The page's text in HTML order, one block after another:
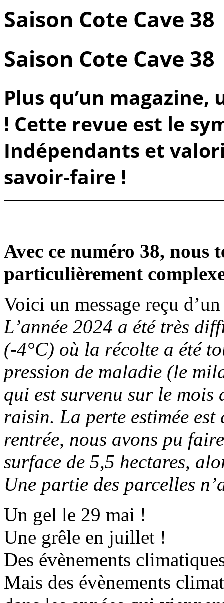
Saison Cote Cave 38
Saison Cote Cave 38
Plus qu’un
! Cette revue est le
Indépendants et
savoir-faire !
Avec ce numéro 38, nous
particulièrement
Voici un message reçu
L’année 2024 a été très
(-4°C) où la récolte a été
pression de maladie (le
qui est survenu sur le
raisin. La perte estimée
rentrée, nous avons pu
surface de 5,5 hectares,
Une partie des parcelles
Un gel le 29 mai !
Une grêle en juillet !
Des évènements
Mais des évènements